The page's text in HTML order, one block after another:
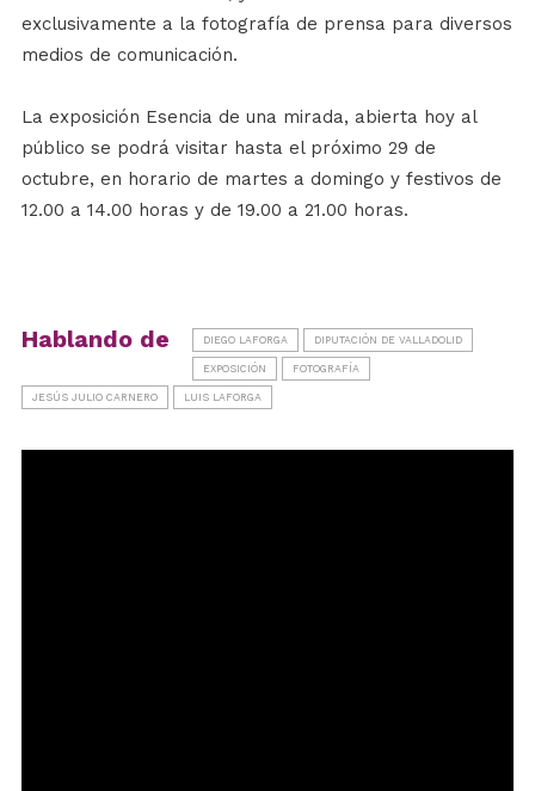
exclusivamente a la fotografía de prensa para diversos
medios de comunicación.
La exposición Esencia de una mirada, abierta hoy al
público se podrá visitar hasta el próximo 29 de
octubre, en horario de martes a domingo y festivos de
12.00 a 14.00 horas y de 19.00 a 21.00 horas.
Hablando de DIEGO LAFORGA DIPUTACIÓN DE VALLADOLID
EXPOSICIÓN FOTOGRAFÍA
JESÚS JULIO CARNERO LUIS LAFORGA